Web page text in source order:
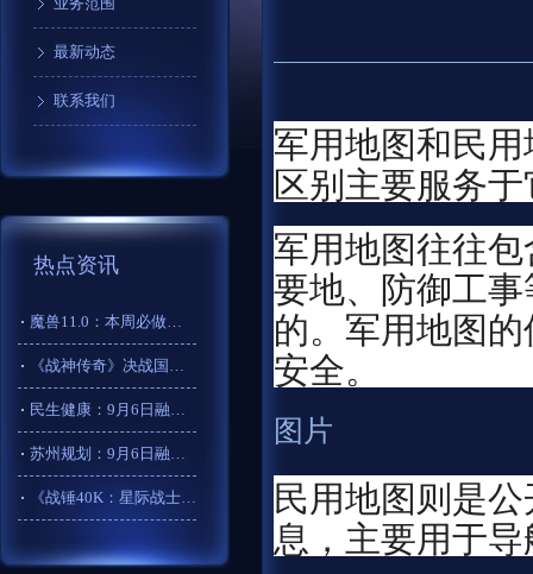
最新动态
联系我们
热点资讯
魔兽11.0：本周必做任务任选593老兵武器护甲
《战神传奇》决战国疆！新服【盛世如歌】29日开启
民生健康：9月6日融资买入397.58万元，融资融券余额60
苏州规划：9月6日融资买入179.02万元，融资融券余额36
《战锤40K：星际战士2》发布后更新路线图公开
军用地图和民
区别主要服务
军用地图往往
要地、防御工
的。军用地图
安全。
图片
民用地图则是
息，主要用于